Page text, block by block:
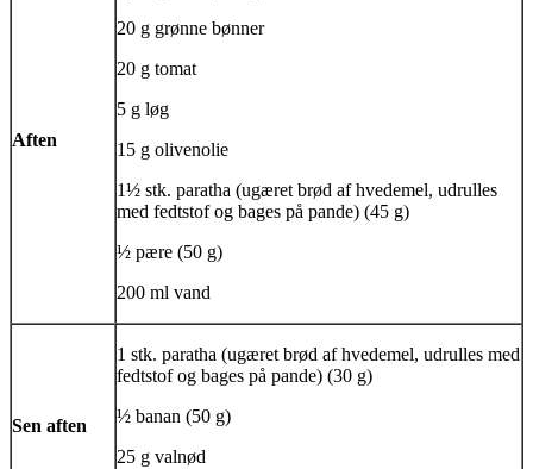
Aften
20 g grønne bønner
20 g tomat
5 g løg
15 g olivenolie
1½ stk. paratha (ugæret brød af hvedemel, udrulles
med fedtstof og bages på pande) (45 g)
½ pære (50 g)
200 ml vand
Sen aften
1 stk. paratha (ugæret brød af hvedemel, udrulles med
fedtstof og bages på pande) (30 g)
½ banan (50 g)
25 g valnød